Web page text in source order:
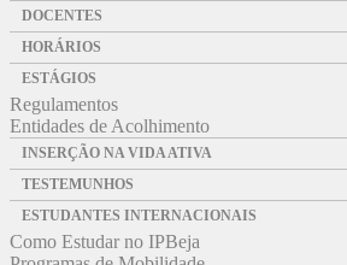
DOCENTES
HORÁRIOS
ESTÁGIOS
Regulamentos
Entidades de Acolhimento
INSERÇÃO NA VIDA ATIVA
TESTEMUNHOS
ESTUDANTES INTERNACIONAIS
Como Estudar no IPBeja